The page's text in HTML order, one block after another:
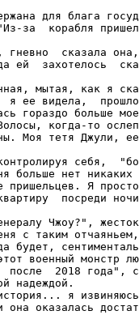
для блага
за  корабля
гневно  сказала
ей  захотелось
мытая, как я
ее видела,
гораздо больше
когда-то
Моя тетя Джули,
себя,
больше нет
Я
посреди
Чжоу?",
с таким
будет,
военный монстр
после  2018 года",
надеждой.
я
она оказалась